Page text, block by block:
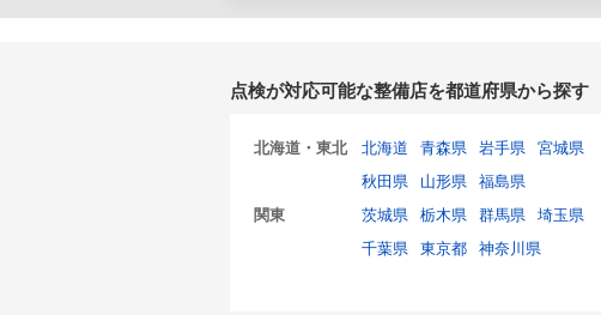
点検が対応可能な整備店を都道府県から探す
北海道・東北 北海道 青森県 岩手県
宮城県
秋田県
山形県
福島県
関東
茨城県 栃木県 群馬県
埼玉県
千葉県
東京都 神奈川県